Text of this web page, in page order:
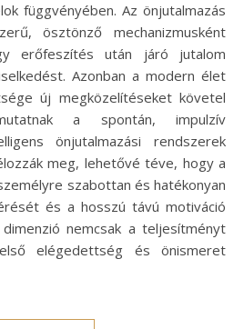
függvényében. Az önjutalmazás
ösztönző mechanizmusként
erőfeszítés után járó jutalom
Azonban a modern élet
új megközelítéseket követel
a spontán, impulzív
önjutalmazási rendszerek
meg, lehetővé téve, hogy a
szabottan és hatékonyan
és a hosszú távú motiváció
nemcsak a teljesítményt
elégedettség és önismeret